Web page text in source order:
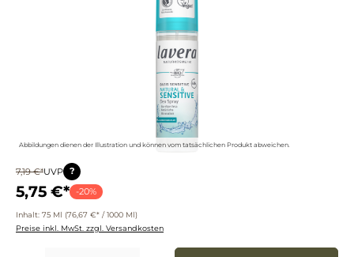
Abbildungen dienen der Illustration und können vom tatsächlichen Produkt abweichen.
7,19 €*UVP ?
5,75 €* -20%
Inhalt: 75 Ml (76,67 €* / 1000 Ml)
Preise inkl. MwSt. zzgl. Versandkosten
Produkt Anzahl: Gib den gewünschten Wert ein oder benutze die Schaltflächen um